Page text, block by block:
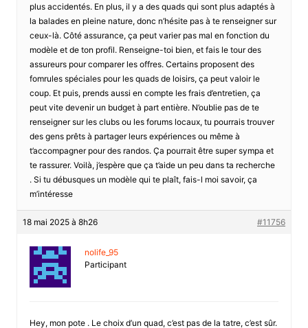
plus accidentés. En plus, il y a des quads qui sont plus adaptés à
la balades en pleine nature, donc n’hésite pas à te renseigner sur
ceux-là. Côté assurance, ça peut varier pas mal en fonction du
modèle et de ton profil. Renseigne-toi bien, et fais le tour des
assureurs pour comparer les offres. Certains proposent des
fomrules spéciales pour les quads de loisirs, ça peut valoir le
coup. Et puis, prends aussi en compte les frais d’entretien, ça
peut vite devenir un budget à part entière. N’oublie pas de te
renseigner sur les clubs ou les forums locaux, tu pourrais trouver
des gens prêts à partager leurs expériences ou même à
t’accompagner pour des randos. Ça pourrait être super sympa et
te rassurer. Voilà, j’espère que ça t’aide un peu dans ta recherche
. Si tu débusques un modèle qui te plaît, fais-l moi savoir, ça
m’intéresse
18 mai 2025 à 8h26 #11756
nolife_95
Participant
Hey, mon pote . Le choix d’un quad, c’est pas de la tatre, c’est sûr.